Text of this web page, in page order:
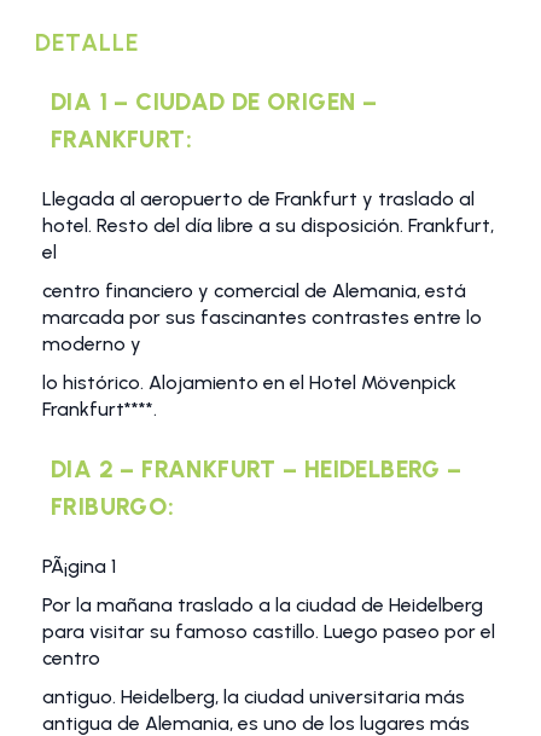
DETALLE
DIA 1 – CIUDAD DE ORIGEN –
FRANKFURT:
Llegada al aeropuerto de Frankfurt y traslado al
hotel. Resto del día libre a su disposición. Frankfurt,
el
centro financiero y comercial de Alemania, está
marcada por sus fascinantes contrastes entre lo
moderno y
lo histórico. Alojamiento en el Hotel Mövenpick
Frankfurt****.
DIA 2 – FRANKFURT – HEIDELBERG –
FRIBURGO:
PÃ¡gina 1
Por la mañana traslado a la ciudad de Heidelberg
para visitar su famoso castillo. Luego paseo por el
centro
antiguo. Heidelberg, la ciudad universitaria más
antigua de Alemania, es uno de los lugares más